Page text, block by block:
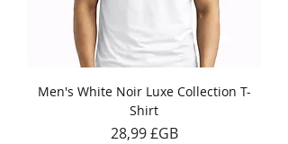
Men's White Noir Luxe Collection T-
Shirt
Prix
28,99 £GB